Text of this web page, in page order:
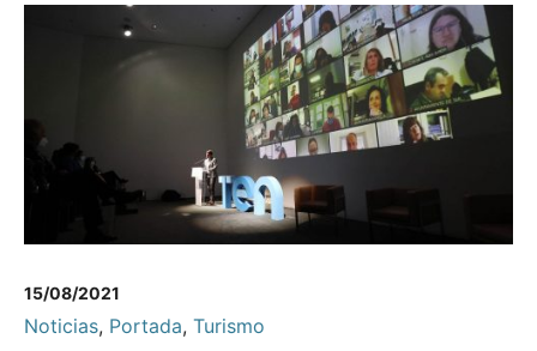
15/08/2021
Noticias, Portada, Turismo